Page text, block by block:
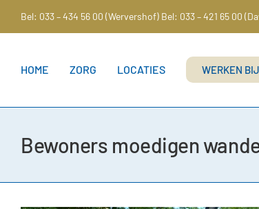
inhoud
Bel: 033 – 434 56 00 (Wervershof) Bel: 033 – 421 65 00
HOME ZORG LOCATIES WERKEN BIJ
Bewoners moedigen